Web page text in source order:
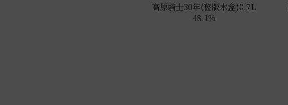
高原騎士30年(舊版木盒)0.7L
48.1%